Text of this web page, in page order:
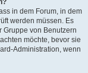
in dem Forum, in dem
werden müssen. Es
Gruppe von Benutzern
möchte, bevor sie
Administration, wenn